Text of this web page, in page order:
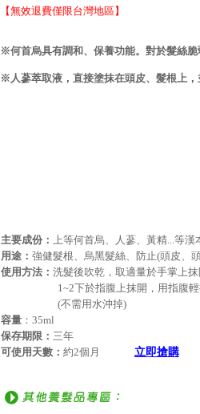
【無效退費僅限台灣地區】
※何首烏具有調和、保養功能。對於髮絲
※人蔘萃取液，直接塗抹在頭皮、髮根上
主要成份： 上等何首烏、人蔘、黃精...等漢
用途： 強健髮根、烏黑髮絲、防止(頭皮、
使用方法： 洗髮後吹乾，取適量於手掌上
1~2下於指腹上抹開，用指腹輕按
(不需用水沖掉)
容量 ：35ml
保存期限： 三年
可使用天數： 約2個月 立即搶購